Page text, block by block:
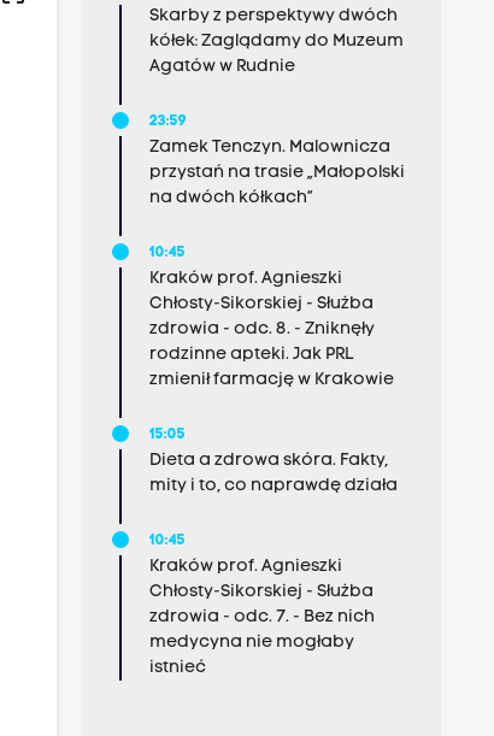
Skarby z perspektywy dwóch
kółek: Zaglądamy do Muzeum
Agatów w Rudnie
23:59
Zamek Tenczyn. Malownicza
przystań na trasie „Małopolski
na dwóch kółkach”
10:45
Kraków prof. Agnieszki
Chłosty-Sikorskiej - Służba
zdrowia - odc. 8. - Zniknęły
rodzinne apteki. Jak PRL
zmienił farmację w Krakowie
15:05
Dieta a zdrowa skóra. Fakty,
mity i to, co naprawdę działa
10:45
Kraków prof. Agnieszki
Chłosty-Sikorskiej - Służba
zdrowia - odc. 7. - Bez nich
medycyna nie mogłaby
istnieć